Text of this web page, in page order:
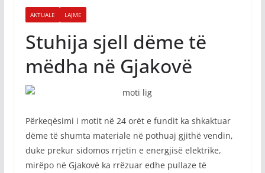
AKTUALE LAJME
Stuhija sjell dëme të
mëdha në Gjakovë
Përkeqësimi i motit në 24 orët e fundit ka shkaktuar
dëme të shumta materiale në pothuaj gjithë vendin,
duke prekur sidomos rrjetin e energjisë elektrike,
mirëpo në Gjakovë ka rrëzuar edhe pullaze të